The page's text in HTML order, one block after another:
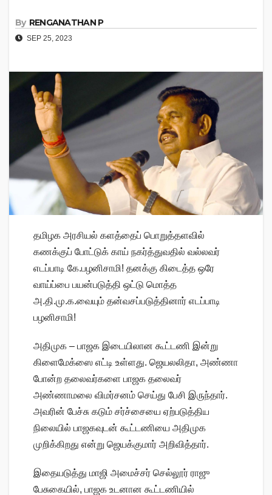
By RENGANATHAN P
SEP 25, 2023
தமிழக அரசியல் களத்தைப் பொறுத்தளவில்
கணக்குப் போட்டுக் காய் நகர்த்துவதில் வல்லவர்
எடப்பாடி கே.பழனிசாமி! தனக்கு கிடைத்த ஒரே
வாய்ப்பை பயன்படுத்தி ஒட்டு மொத்த
அ.தி.மு.க.வையும் தன்வசப்படுத்தினார் எடப்பாடி
பழனிசாமி!
அதிமுக – பாஜக இடையிலான கூட்டணி இன்று
கிளைமேக்ஸை எட்டி உள்ளது. ஜெயலலிதா, அண்ணா
போன்ற தலைவர்களை பாஜக தலைவர்
அண்ணாமலை விமர்சனம் செய்து பேசி இருந்தார்.
அவரின் பேச்சு கடும் சர்ச்சையை ஏற்படுத்திய
நிலையில் பாஜகவுடன் கூட்டணியை அதிமுக
முறிக்கிறது என்று ஜெயக்குமார் அறிவித்தார்.
இதையடுத்து மாஜி அமைச்சர் செல்லூர் ராஜு
பேசுகையில், பாஜக உடனான கூட்டணியில்